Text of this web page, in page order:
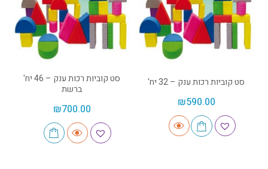
סט קוביות רכות ענק – 32 יח'
₪590.00
סט קוביות רכות ענק – 46 יח'
ברשת
₪700.00